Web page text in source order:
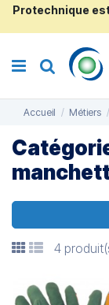
Protechnique
Accueil Métiers
4